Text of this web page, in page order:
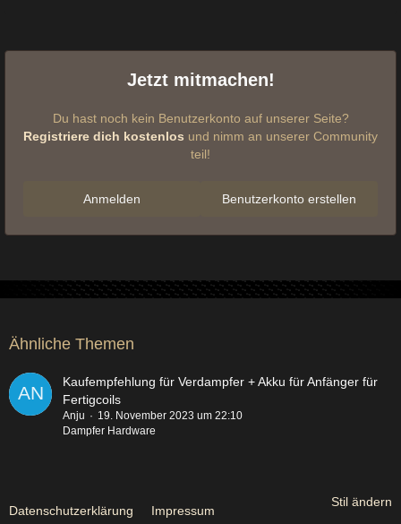
Jetzt mitmachen!
Du hast noch kein Benutzerkonto auf unserer Seite?
Registriere dich kostenlos und nimm an unserer Community
teil!
Benutzerkonto erstellen
Anmelden
Ähnliche Themen
Kaufempfehlung für Verdampfer + Akku für Anfänger für
Fertigcoils
Anju
19. November 2023 um 22:10
Dampfer Hardware
Stil ändern
Datenschutzerklärung Impressum